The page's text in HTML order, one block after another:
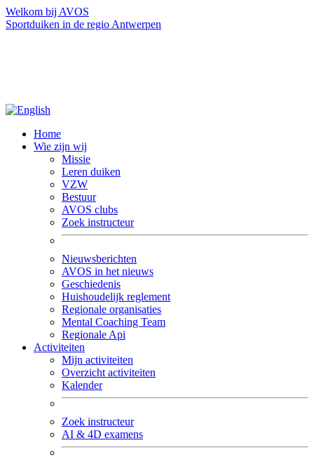
Welkom bij AVOS
Sportduiken in de regio Antwerpen
Home
Wie zijn wij
Missie
Leren duiken
VZW
Bestuur
AVOS clubs
Zoek instructeur
Nieuwsberichten
AVOS in het nieuws
Geschiedenis
Huishoudelijk reglement
Regionale organisaties
Mental Coaching Team
Regionale Api
Activiteiten
Mijn activiteiten
Overzicht activiteiten
Kalender
Zoek instructeur
AI & 4D examens